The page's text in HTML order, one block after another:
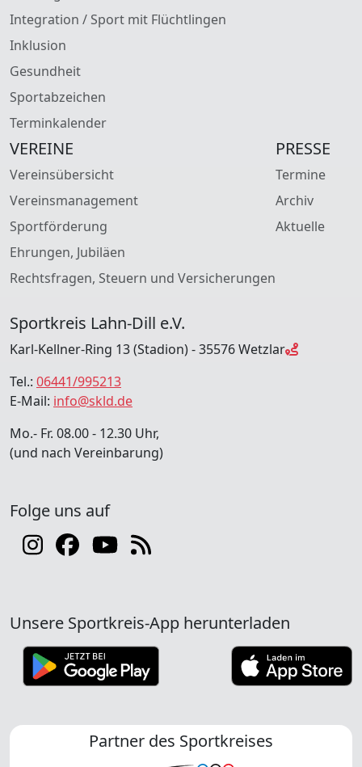
Integration / Sport mit Flüchtlingen
Inklusion
Gesundheit
Sportabzeichen
Terminkalender
VEREINE
Vereinsübersicht
Vereinsmanagement
Sportförderung
Ehrungen, Jubiläen
Rechtsfragen, Steuern und Versicherungen
PRESSE
Termine
Archiv
Aktuelle
Sportkreis Lahn-Dill e.V.
Karl-Kellner-Ring 13 (Stadion) - 35576 Wetzlar
Tel.: 06441/995213
E-Mail: info@skld.de
Mo.- Fr. 08.00 - 12.30 Uhr,
(und nach Vereinbarung)
Folge uns auf
Unsere Sportkreis-App herunterladen
Partner des Sportkreises